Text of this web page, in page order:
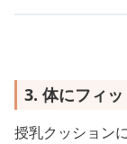
3. 体にフィ
授乳クッション